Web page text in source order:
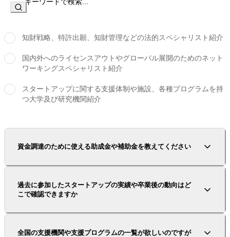
知財戦略、特許出願、知財管理などの法的スペシャリスト紹介
国内外へのライセンスアウトやグローバル展開のためのネット
ワーキングスペシャリスト紹介
スタートアップに関する支援体制や施設、各種プログラムを持
つ大学及び研究機関紹介
資金調達のために使える助成金や補助金を教えてください
過去に参加したスタートアップの実績や卒業後の動向はど
こで確認できますか
全国の支援機関や支援プログラムの一覧が欲しいのですが